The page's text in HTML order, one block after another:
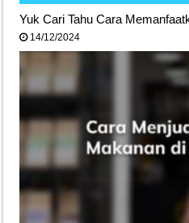
Yuk Cari Tahu Cara
14/12/2024